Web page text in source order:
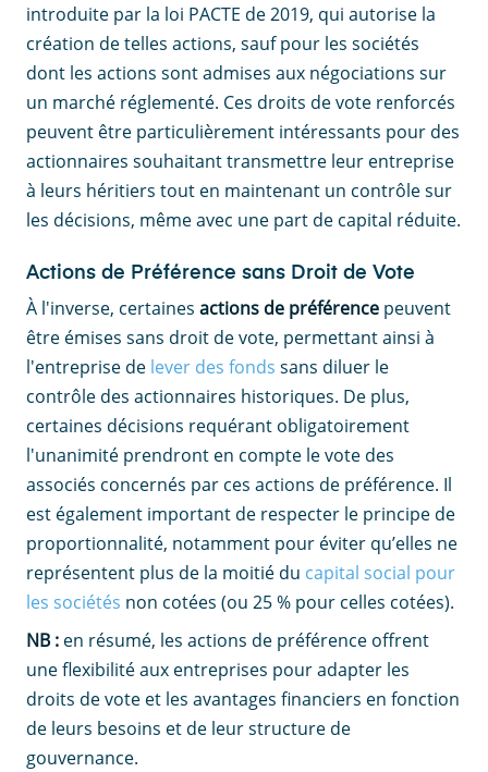
introduite par la loi PACTE de 2019, qui autorise la
création de telles actions, sauf pour les sociétés
dont les actions sont admises aux négociations sur
un marché réglementé. Ces droits de vote renforcés
peuvent être particulièrement intéressants pour des
actionnaires souhaitant transmettre leur entreprise
à leurs héritiers tout en maintenant un contrôle sur
les décisions, même avec une part de capital réduite.
Actions de Préférence sans Droit de Vote
À l'inverse, certaines actions de préférence peuvent
être émises sans droit de vote, permettant ainsi à
l'entreprise de lever des fonds sans diluer le
contrôle des actionnaires historiques. De plus,
certaines décisions requérant obligatoirement
l'unanimité prendront en compte le vote des
associés concernés par ces actions de préférence. Il
est également important de respecter le principe de
proportionnalité, notamment pour éviter qu’elles ne
représentent plus de la moitié du capital social pour
les sociétés non cotées (ou 25 % pour celles cotées).
NB : en résumé, les actions de préférence offrent
une flexibilité aux entreprises pour adapter les
droits de vote et les avantages financiers en fonction
de leurs besoins et de leur structure de
gouvernance.